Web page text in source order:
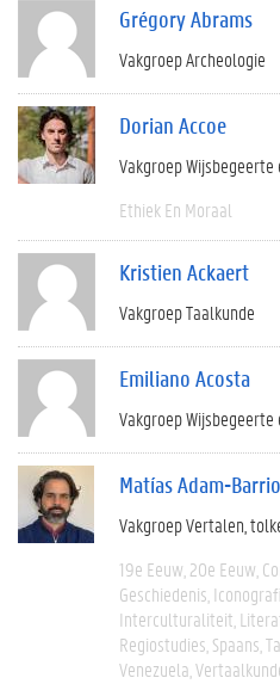
Grégory Abrams
Vakgroep Archeologie
Dorian Accoe
Vakgroep
Ethiek En Moraal
Kristien Ackaert
Vakgroep Taalkunde
Emiliano Acosta
Vakgroep
Matías Adam-
Vakgroep Vertalen,
19e Eeuw 20e Eeuw
Geschiedenis
Interculturaliteit
Regiostudies Spaans
Venezuela